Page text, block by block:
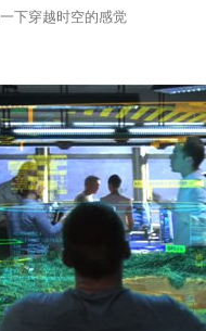
下穿越时空的感觉